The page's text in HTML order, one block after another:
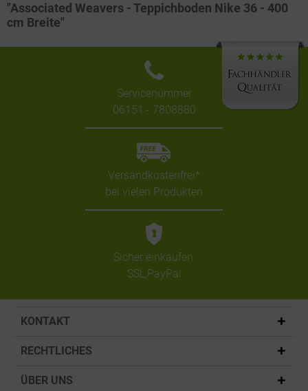
"Associated Weavers - Teppichboden Nike 36 - 400
cm Breite"
Servicenummer
06151 - 7808880
Versandkostenfrei*
bei vielen Produkten
Sicher einkaufen:
SSL,PayPal
KONTAKT
RECHTLICHES
ÜBER UNS